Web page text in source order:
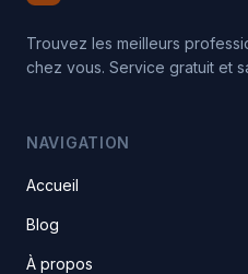
Trouvez les meilleurs
chez vous. Service gratuit et
NAVIGATION
Accueil
Blog
À propos